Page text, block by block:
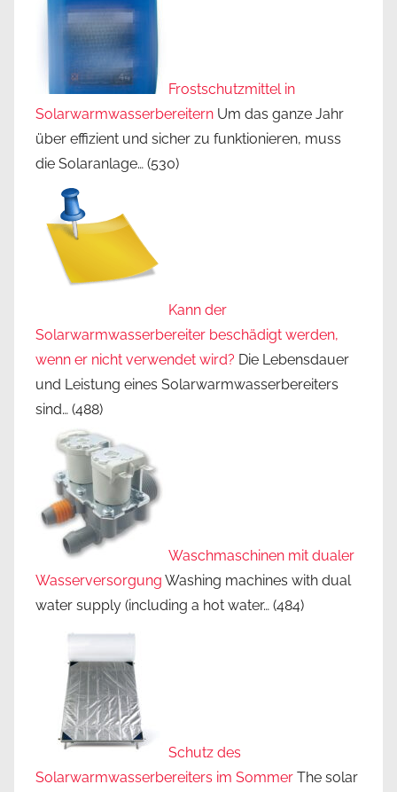
Frostschutzmittel in
Solarwarmwasserbereitern Um das ganze Jahr
über effizient und sicher zu funktionieren, muss
die Solaranlage… (530)
Kann der
Solarwarmwasserbereiter beschädigt werden,
wenn er nicht verwendet wird? Die Lebensdauer
und Leistung eines Solarwarmwasserbereiters
sind… (488)
Waschmaschinen mit dualer
Wasserversorgung Washing machines with dual
water supply (including a hot water… (484)
Schutz des
Solarwarmwasserbereiters im Sommer The solar